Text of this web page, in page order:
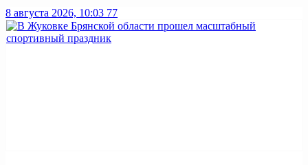
8 августа 2026, 10:03 77